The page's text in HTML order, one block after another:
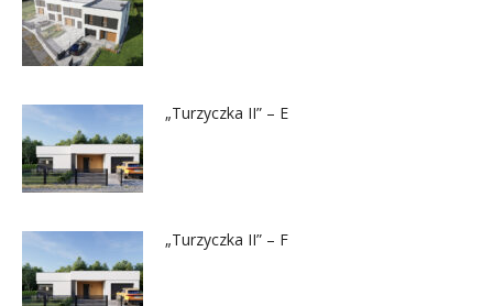
„Turzyczka II” – E
„Turzyczka II” – F